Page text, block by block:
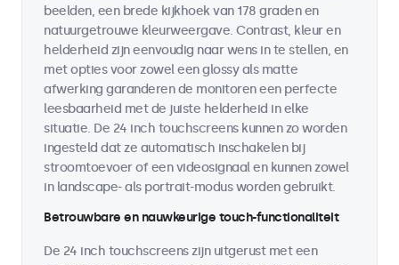
beelden, een brede kijkhoek van 178 graden en
natuurgetrouwe kleurweergave. Contrast, kleur en
helderheid zijn eenvoudig naar wens in te stellen, en
met opties voor zowel een glossy als matte
afwerking garanderen de monitoren een perfecte
leesbaarheid met de juiste helderheid in elke
situatie. De 24 inch touchscreens kunnen zo worden
ingesteld dat ze automatisch inschakelen bij
stroomtoevoer of een videosignaal en kunnen zowel
in landscape- als portrait-modus worden gebruikt.
Betrouwbare en nauwkeurige touch-functionaliteit
De 24 inch touchscreens zijn uitgerust met een